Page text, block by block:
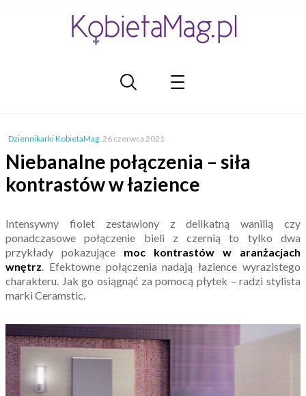
Dziennikarki KobietaMag, 26 czerwca 2021
Niebanalne połączenia – siła
kontrastów w łazience
Intensywny fiolet zestawiony z delikatną wanilią czy
ponadczasowe połączenie bieli z czernią to tylko dwa
przykłady pokazujące moc kontrastów w aranżacjach
wnętrz. Efektowne połączenia nadają łazience wyrazistego
charakteru. Jak go osiągnąć za pomocą płytek – radzi stylista
marki Ceramstic.